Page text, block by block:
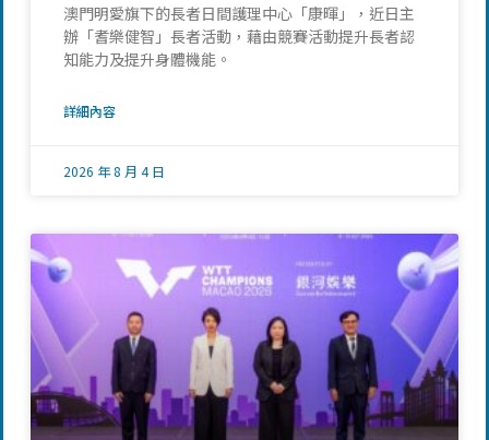
澳門明愛旗下的長者日間護理中心「康暉」，近日主
辦「耆樂健智」長者活動，藉由競賽活動提升長者認
知能力及提升身體機能。
詳細內容
2026 年 8 月 4 日